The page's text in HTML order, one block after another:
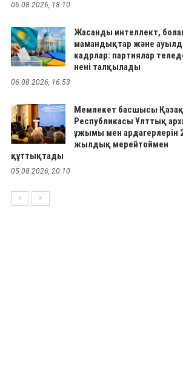
06.08.2026, 18:10
Жасанды интеллект,
мамандықтар және
кадрлар: партиялар
нені талқылады
06.08.2026, 16:53
Мемлекет басшысы
Республикасы Ұлттық
ұжымы мен ардагерлерін
жылдық мерейтоймен
құттықтады
05.08.2026, 20:10